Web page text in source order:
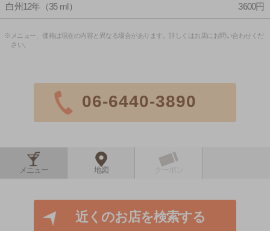
白州12年（35 ml） 3600円
※メニュー、価格は現在の内容と異なる場合があります。詳しくはお店にお問い合わせくだ
さい。
06-6440-3890
メニュー 地図
近くのお店を検索する